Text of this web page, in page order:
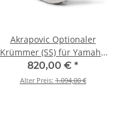
Akrapovic Optionaler
Krümmer (SS) für Yamaha
R6 - BJ. 2008 > 2026 (E-Y6R5)
820,00 € *
Alter Preis:1.094,00 €